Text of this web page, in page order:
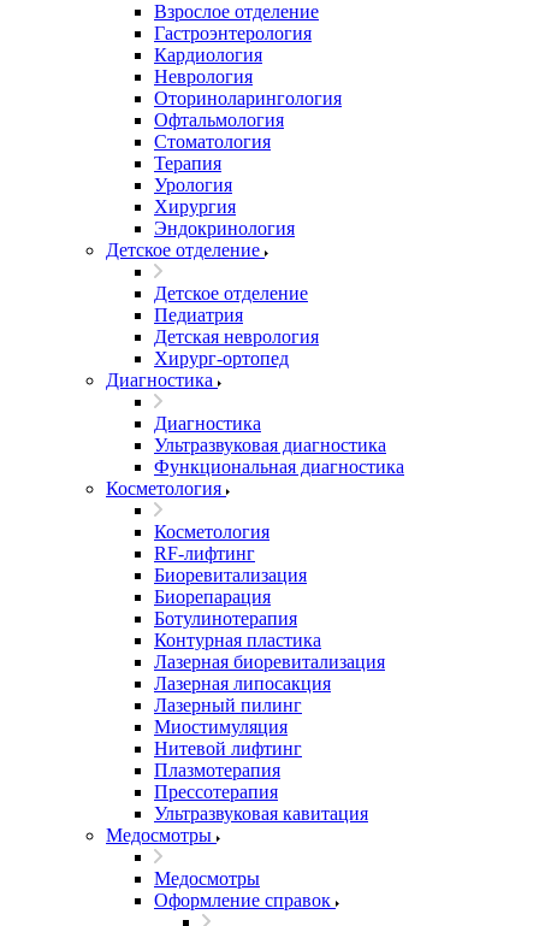
Взрослое отделение
Гастроэнтерология
Кардиология
Неврология
Оториноларингология
Офтальмология
Стоматология
Терапия
Урология
Хирургия
Эндокринология
Детское отделение
Детское отделение
Педиатрия
Детская неврология
Хирург-ортопед
Диагностика
Диагностика
Ультразвуковая диагностика
Функциональная диагностика
Косметология
Косметология
RF-лифтинг
Биоревитализация
Биорепарация
Ботулинотерапия
Контурная пластика
Лазерная биоревитализация
Лазерная липосакция
Лазерный пилинг
Миостимуляция
Нитевой лифтинг
Плазмотерапия
Прессотерапия
Ультразвуковая кавитация
Медосмотры
Медосмотры
Оформление справок